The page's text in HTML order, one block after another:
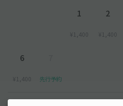
1
¥1,400
2
¥1,400
6
¥1,400 先行予約
以降の空